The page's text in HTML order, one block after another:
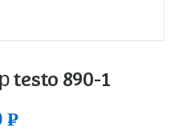
testo 890-1
Р